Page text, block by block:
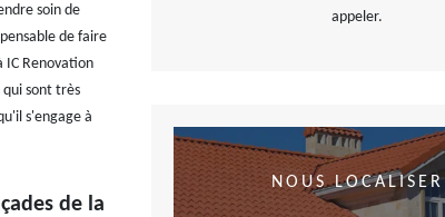
soin de
de faire
IC Renovation
qui sont très
s'engage à
de la
appeler.
NOUS LOCALISER